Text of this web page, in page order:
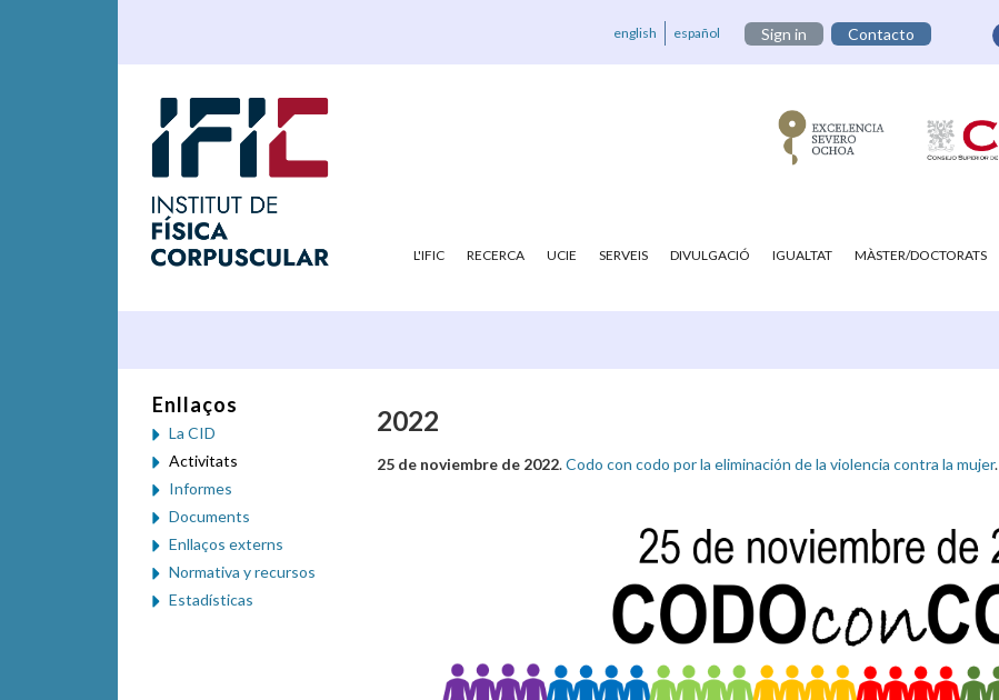
english español Sign in Contacto
L'IFIC RECERCA UCIE SERVEIS DIVULGACIÓ IGUALTAT MÀSTER/DOCTORATS
2022
25 de noviembre de 2022.Codo con codo por la eliminación de la violencia contra la mujer.
Enllaços
La CID
Activitats
Informes
Documents
Enllaços externs
Normativa y recursos
Estadísticas